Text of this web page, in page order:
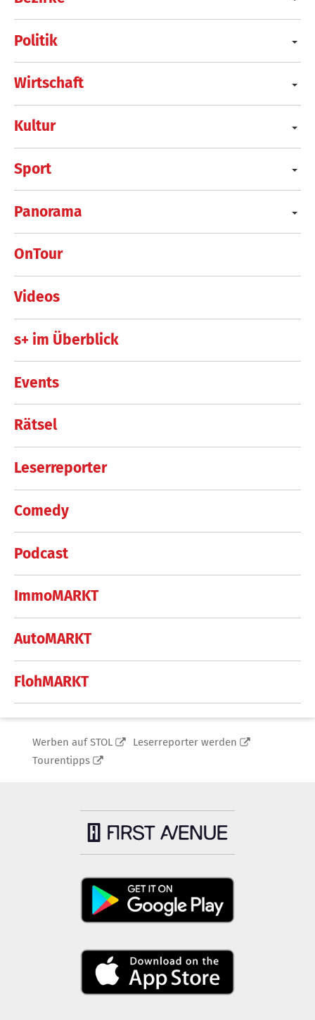
Politik
Wirtschaft
Kultur
Sport
Panorama
OnTour
Videos
s+ im Überblick
Events
Rätsel
Leserreporter
Comedy
Podcast
ImmoMARKT
AutoMARKT
FlohMARKT
Werben auf STOL
Leserreporter werden
Tourentipps